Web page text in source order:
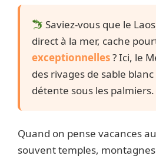
Saviez-vous que le
direct à la mer, cache
exceptionnelles? Ici, le
des rivages de sable
détente sous les palmiers.
Quand on pense vacances
souvent temples,